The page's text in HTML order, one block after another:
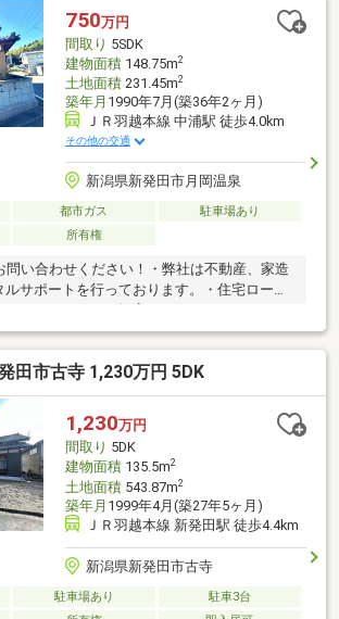
塗装、屋根点検済み（雨漏れなし）●カーポー
庭工事
750万円
間取り 5SDK
建物面積148.75m2
土地面積231.45m2
築年月 1990年7月(築36年2ヶ月)
ＪＲ羽越本線 中浦駅 徒歩4.0km
その他の交通
新潟県新発田市月岡温泉
都市ガス
駐車場あり
所有権
い合わせください！・弊社は不動産、家造
サポートを行っております。・住宅ローン
、誠心誠意ご対応させていただきます！◆経
ッフが在籍！迅速な対応を心掛けておりま
てから即日ご対応をさせていただきま
報も多数ございます！お気軽にお問い合わせ
田市古寺 1,230万円 5DK
1,230万円
間取り 5DK
建物面積135.5m2
土地面積543.87m2
築年月 1999年4月(築27年5ヶ月)
ＪＲ羽越本線 新発田駅 徒歩4.4km
新潟県新発田市古寺
駐車場あり
駐車3台